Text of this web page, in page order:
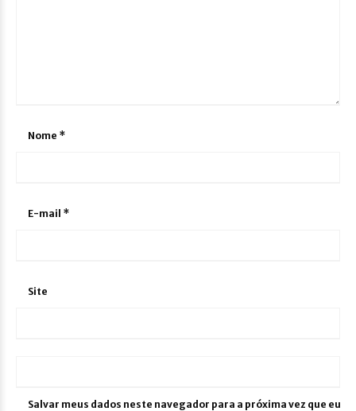
Nome *
E-mail *
Site
Salvar meus dados neste navegador para a próxima vez que eu